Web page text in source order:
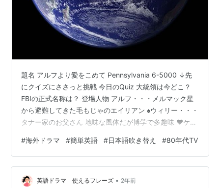
題名 アルフより愛をこめて Pennsylvania 6-5000 ↓先
にクイズにささっと挑戦 今日のQuiz 大統領は今どこ？
FBIの正式名称は？ 登場人物 アルフ・・・メルマック星
から避難してきた毛もじゃのエイリアン ♠︎ウィリー・・・
タナー家のお父さん 地味な風体だが博学で多趣味 ❤︎ケイ
あまり得意でない ♦︎リン・・・しっかり者の高校生 ボー
イフレンドの変わる頻度が早い ♣︎ブライアン・・・小学1
年生くらいの男の子 おっとり・優しい子 ストーリー ア
ルフは夜の討論番組を観た後、地球の将来を憂いて、大
#海外ドラマ #簡単英語 #日本語吹き替え #80年代TV
英語ドラマ 使えるフレーズ • 2年前